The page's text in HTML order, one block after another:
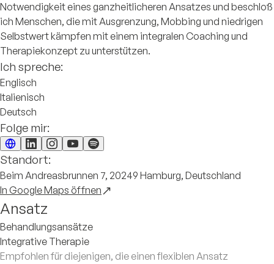
Notwendigkeit eines ganzheitlicheren Ansatzes und beschloß
ich Menschen, die mit Ausgrenzung, Mobbing und niedrigen
Selbstwert kämpfen mit einem integralen Coaching und
Therapiekonzept zu unterstützen.
Ich spreche:
Englisch
Italienisch
Deutsch
Folge mir:
Standort:
Beim Andreasbrunnen 7, 20249 Hamburg, Deutschland
In Google Maps öffnen
Ansatz
Behandlungsansätze
Integrative Therapie
Empfohlen für diejenigen, die einen flexiblen Ansatz